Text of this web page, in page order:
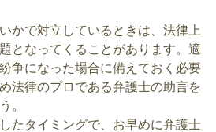
かで対立しているときは、法律上
となってくることがあります。適
争になった場合に備えておく必要
法律のプロである弁護士の助言を
。
たタイミングで、お早めに弁護士